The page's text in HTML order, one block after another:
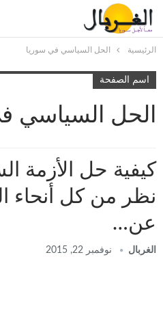
الرئيسية الحل السياسي في سوريا
اسم الصفحة
الحل السياسي
كيفية حل الأزمة
نظر من كل أنحاء
عن…
الغربال نوفمبر 22, 2015